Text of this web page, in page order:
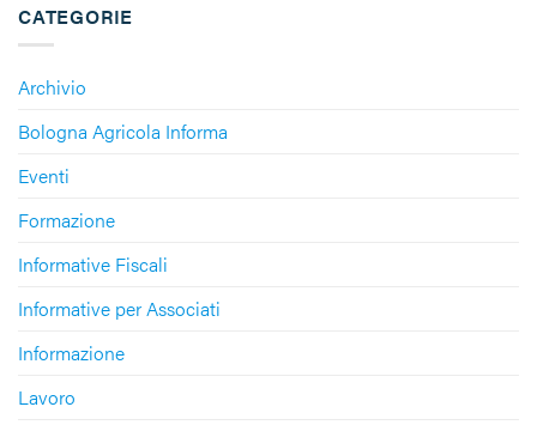
CATEGORIE
Archivio
Bologna Agricola Informa
Eventi
Formazione
Informative Fiscali
Informative per Associati
Informazione
Lavoro